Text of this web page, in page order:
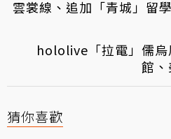
雲裳線、追加「青城」留學
hololive「拉電」儒
館、
猜你喜歡